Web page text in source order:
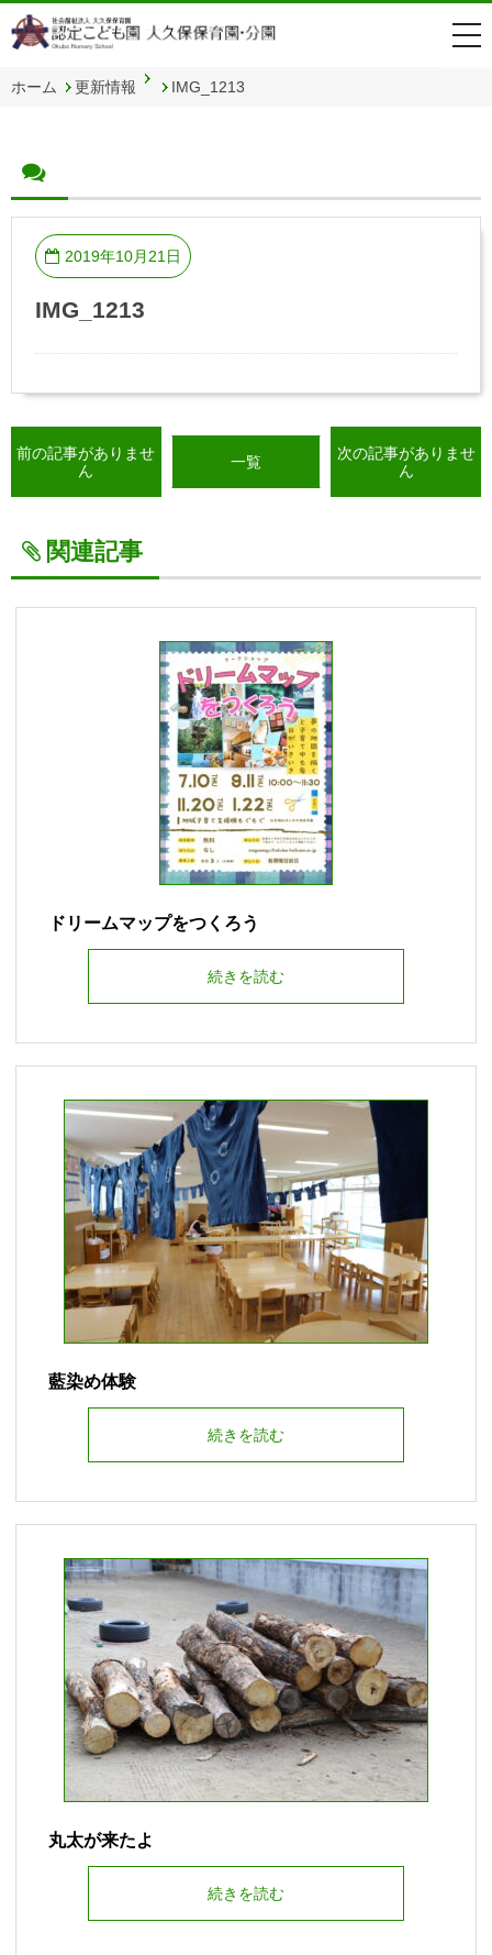
ホーム 更新情報 IMG_1213
2019年10月21日
IMG_1213
前の記事がありませ
ん
一覧
次の記事がありませ
ん
関連記事
ドリームマップをつくろう
続きを読む
藍染め体験
続きを読む
丸太が来たよ
続きを読む